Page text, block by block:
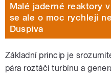
Malé jaderné reaktory
se ale o moc rychleji
Duspiva
Základní princip je
pára roztáčí turbínu a